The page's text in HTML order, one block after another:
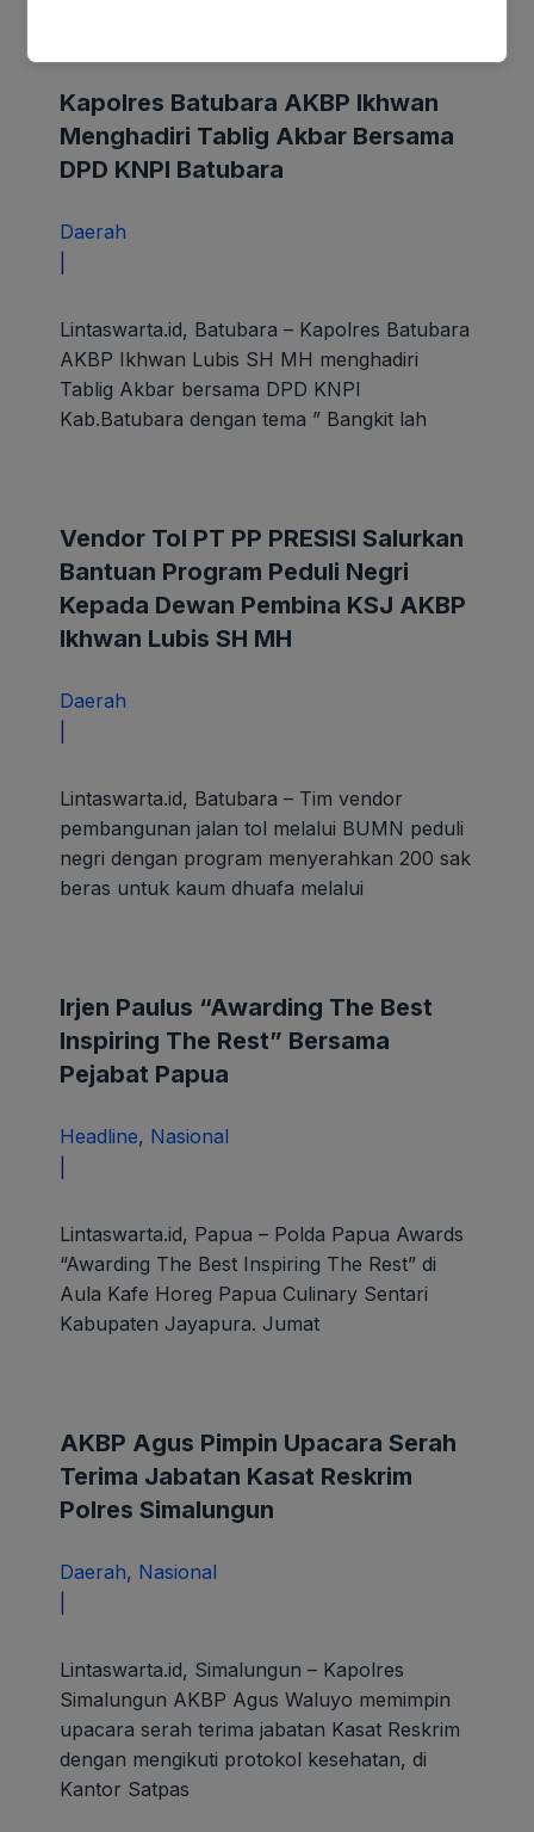
Lintaswarta
|
Berita
Medan
Kapolres Batubara AKBP Ikhwan
Menghadiri Tablig Akbar Bersama
DPD KNPI Batubara
Daerah
Lintaswarta.id, Batubara – Kapolres Batubara
AKBP Ikhwan Lubis SH MH menghadiri
Tablig Akbar bersama DPD KNPI
Kab.Batubara dengan tema ” Bangkit lah
Vendor Tol PT PP PRESISI Salurkan
Bantuan Program Peduli Negri
Kepada Dewan Pembina KSJ AKBP
Ikhwan Lubis SH MH
Daerah
Lintaswarta.id, Batubara – Tim vendor
pembangunan jalan tol melalui BUMN peduli
negri dengan program menyerahkan 200 sak
beras untuk kaum dhuafa melalui
Irjen Paulus “Awarding The Best
Inspiring The Rest” Bersama
Pejabat Papua
Headline, Nasional
Lintaswarta.id, Papua – Polda Papua Awards
“Awarding The Best Inspiring The Rest” di
Aula Kafe Horeg Papua Culinary Sentari
Kabupaten Jayapura. Jumat
AKBP Agus Pimpin Upacara Serah
Terima Jabatan Kasat Reskrim
Polres Simalungun
Daerah, Nasional
Lintaswarta.id, Simalungun – Kapolres
Simalungun AKBP Agus Waluyo memimpin
upacara serah terima jabatan Kasat Reskrim
dengan mengikuti protokol kesehatan, di
Kantor Satpas